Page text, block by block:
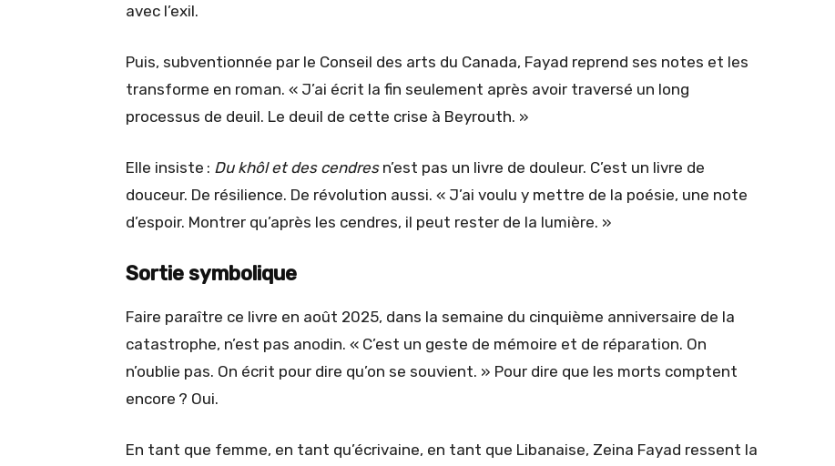
avec l’exil.
Puis, subventionnée par le Conseil des arts du Canada, Fayad reprend ses notes et les
transforme en roman. « J’ai écrit la fin seulement après avoir traversé un long
processus de deuil. Le deuil de cette crise à Beyrouth. »
Elle insiste : Du khôl et des cendresn’est pas un livre de douleur. C’est un livre de
douceur. De résilience. De révolution aussi. « J’ai voulu y mettre de la poésie, une note
d’espoir. Montrer qu’après les cendres, il peut rester de la lumière. »
Sortie symbolique
Faire paraître ce livre en août 2025, dans la semaine du cinquième anniversaire de la
catastrophe, n’est pas anodin. « C’est un geste de mémoire et de réparation. On
n’oublie pas. On écrit pour dire qu’on se souvient. » Pour dire que les morts comptent
encore ? Oui.
En tant que femme, en tant qu’écrivaine, en tant que Libanaise, Zeina Fayad ressent la